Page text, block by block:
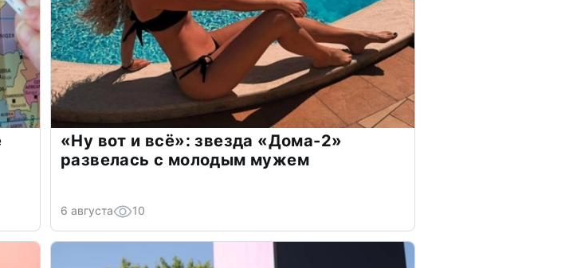
«Ну вот и всё»: звезда «Дома-2»
развелась с молодым мужем
6 августа 10